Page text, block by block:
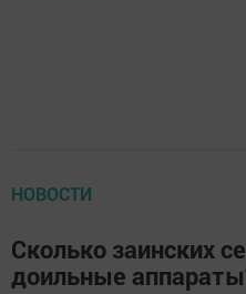
НОВОСТИ
Сколько заинских
доильные